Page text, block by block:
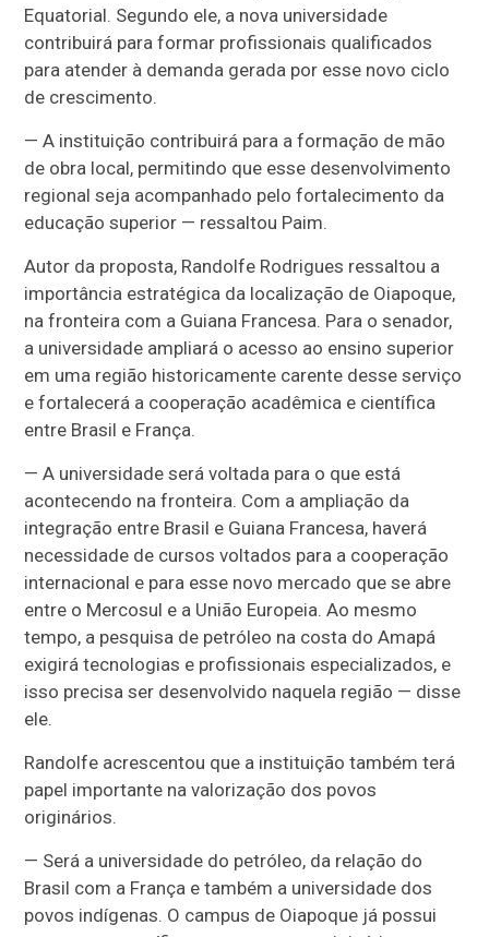
Equatorial. Segundo ele, a nova universidade
contribuirá para formar profissionais qualificados
para atender à demanda gerada por esse novo ciclo
de crescimento.
— A instituição contribuirá para a formação de mão
de obra local, permitindo que esse desenvolvimento
regional seja acompanhado pelo fortalecimento da
educação superior — ressaltou Paim.
Autor da proposta, Randolfe Rodrigues ressaltou a
importância estratégica da localização de Oiapoque,
na fronteira com a Guiana Francesa. Para o senador,
a universidade ampliará o acesso ao ensino superior
em uma região historicamente carente desse serviço
e fortalecerá a cooperação acadêmica e científica
entre Brasil e França.
— A universidade será voltada para o que está
acontecendo na fronteira. Com a ampliação da
integração entre Brasil e Guiana Francesa, haverá
necessidade de cursos voltados para a cooperação
internacional e para esse novo mercado que se abre
entre o Mercosul e a União Europeia. Ao mesmo
tempo, a pesquisa de petróleo na costa do Amapá
exigirá tecnologias e profissionais especializados, e
isso precisa ser desenvolvido naquela região — disse
ele.
Randolfe acrescentou que a instituição também terá
papel importante na valorização dos povos
originários.
— Será a universidade do petróleo, da relação do
Brasil com a França e também a universidade dos
povos indígenas. O campus de Oiapoque já possui